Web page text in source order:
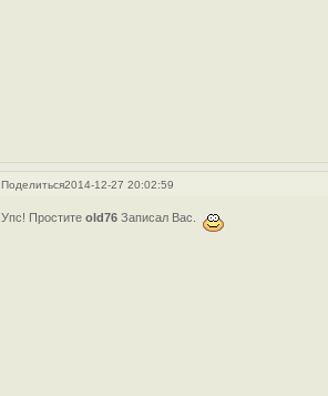
Поделиться2014-12-27 20:02:59
Упс! Проститеold76 Записал Вас.